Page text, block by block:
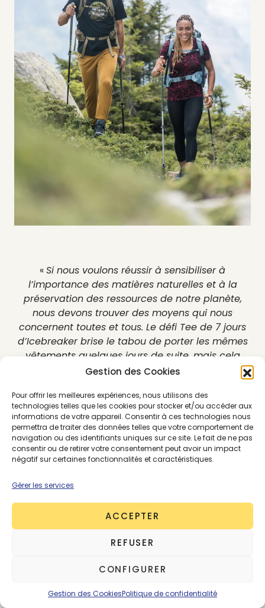
Gestion des Cookies
Pour offrir les meilleures expériences, nous utilisons des
technologies telles que les cookies pour stocker et/ou accéder aux
informations de votre appareil. Consentir à ces technologies nous
permettra de traiter des données telles que votre comportement de
navigation ou des identifiants uniques sur ce site. Le fait de ne pas
consentir ou de retirer votre consentement peut avoir un impact
négatif sur certaines fonctionnalités et caractéristiques.
Gérer les services
ACCEPTER
REFUSER
CONFIGURER
Gestion des CookiesPolitique de confidentialité
«Si nous voulons réussir à sensibiliser à
l’importance des matières naturelles et à la
préservation des ressources de notre planète,
nous devons trouver des moyens qui nous
concernent toutes et tous. Le défi Tee de 7 jours
d’Icebreaker brise le tabou de porter les mêmes
vêtements quelques jours de suite, mais cela
nous fait également réaliser que laver moins
Pour chaque innovation, icebreaker s’est lancé le
défi de se servir de la force que la nature offre
pour tenter de chambouler nos habitudes de
consommation et avec l’espoir de faire changer
innovantes et naturelle adaptées au trail, au
running, à la randonnée et au ski…) en respectant
la planète. La marque s’implique désormais dans
les filières de laine et d’agriculture régénératives.
Le site icebreaker